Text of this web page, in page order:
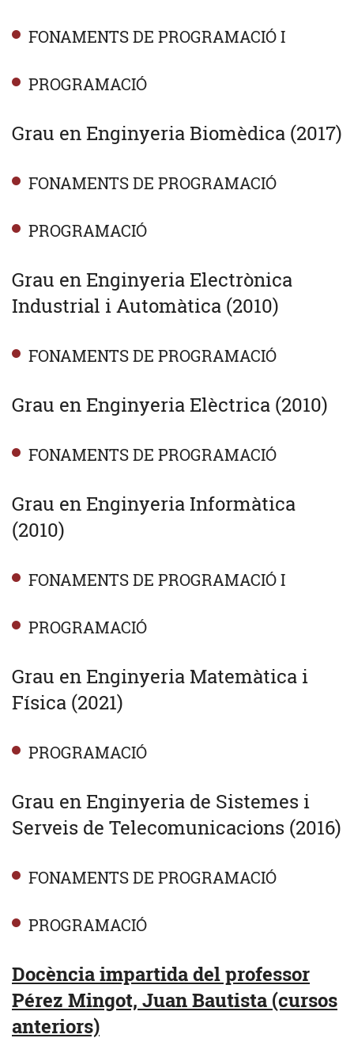
FONAMENTS DE PROGRAMACIÓ I
PROGRAMACIÓ
Grau en Enginyeria Biomèdica (2017)
FONAMENTS DE PROGRAMACIÓ
PROGRAMACIÓ
Grau en Enginyeria Electrònica
Industrial i Automàtica (2010)
FONAMENTS DE PROGRAMACIÓ
Grau en Enginyeria Elèctrica (2010)
FONAMENTS DE PROGRAMACIÓ
Grau en Enginyeria Informàtica
(2010)
FONAMENTS DE PROGRAMACIÓ I
PROGRAMACIÓ
Grau en Enginyeria Matemàtica i
Física (2021)
PROGRAMACIÓ
Grau en Enginyeria de Sistemes i
Serveis de Telecomunicacions (2016)
FONAMENTS DE PROGRAMACIÓ
PROGRAMACIÓ
Docència impartida del professor
Pérez Mingot, Juan Bautista (cursos
anteriors)